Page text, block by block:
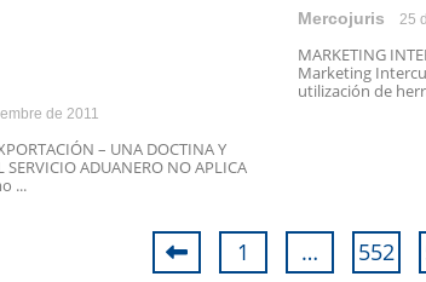
de 2011
– UNA DOCTINA Y
SERVICIO ADUANERO NO APLICA
...
Mercojuris 25
MARKETING
Marketing
utilización de
1 … 552